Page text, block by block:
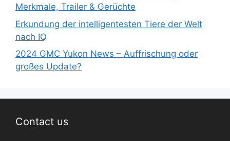
Merkmale, Trailer & Gerüchte
Erkundung der intelligentesten Tiere der Welt
nach IQ
2024 GMC Yukon News – Auffrischung oder
großes Update?
Contact us